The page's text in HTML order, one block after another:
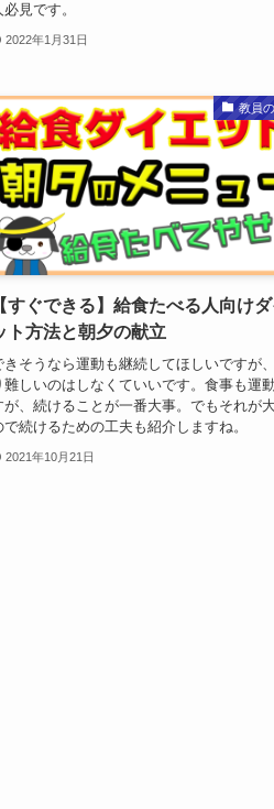
必見です。
2022年1月31日
教員
【すぐできる】給食たべる人向け
ト方法と朝夕の献立
きそうなら運動も継続してほしいですが
難しいのはしなくていいです。食事も運
が、続けることが一番大事。でもそれが
で続けるための工夫も紹介しますね。
2021年10月21日